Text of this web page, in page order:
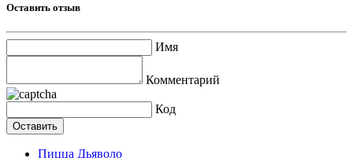
Оставить отзыв
Имя
Комментарий
Код
Пицца Дьяволо